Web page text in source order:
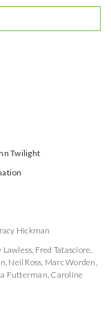
Twilight
Hickman
Lawless, Fred Tatasciore,
, Neil Ross, Marc Worden,
Futterman, Caroline